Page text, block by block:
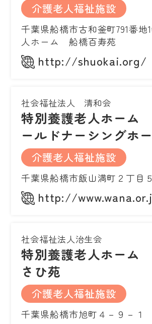
介護老人福祉施設
千葉県船橋市古和釜町791番地
人ホーム 船橋百寿苑
http://shuokai.org/
社会福祉法人 清和会
特別養護老人ホーム
ールドナーシングホ
介護老人福祉施設
千葉県船橋市飯山満町２丁目
http://
社会福祉法人治生会
特別養護老人ホーム
さひ苑
介護老人福祉施設
千葉県船橋市旭町４－９－１